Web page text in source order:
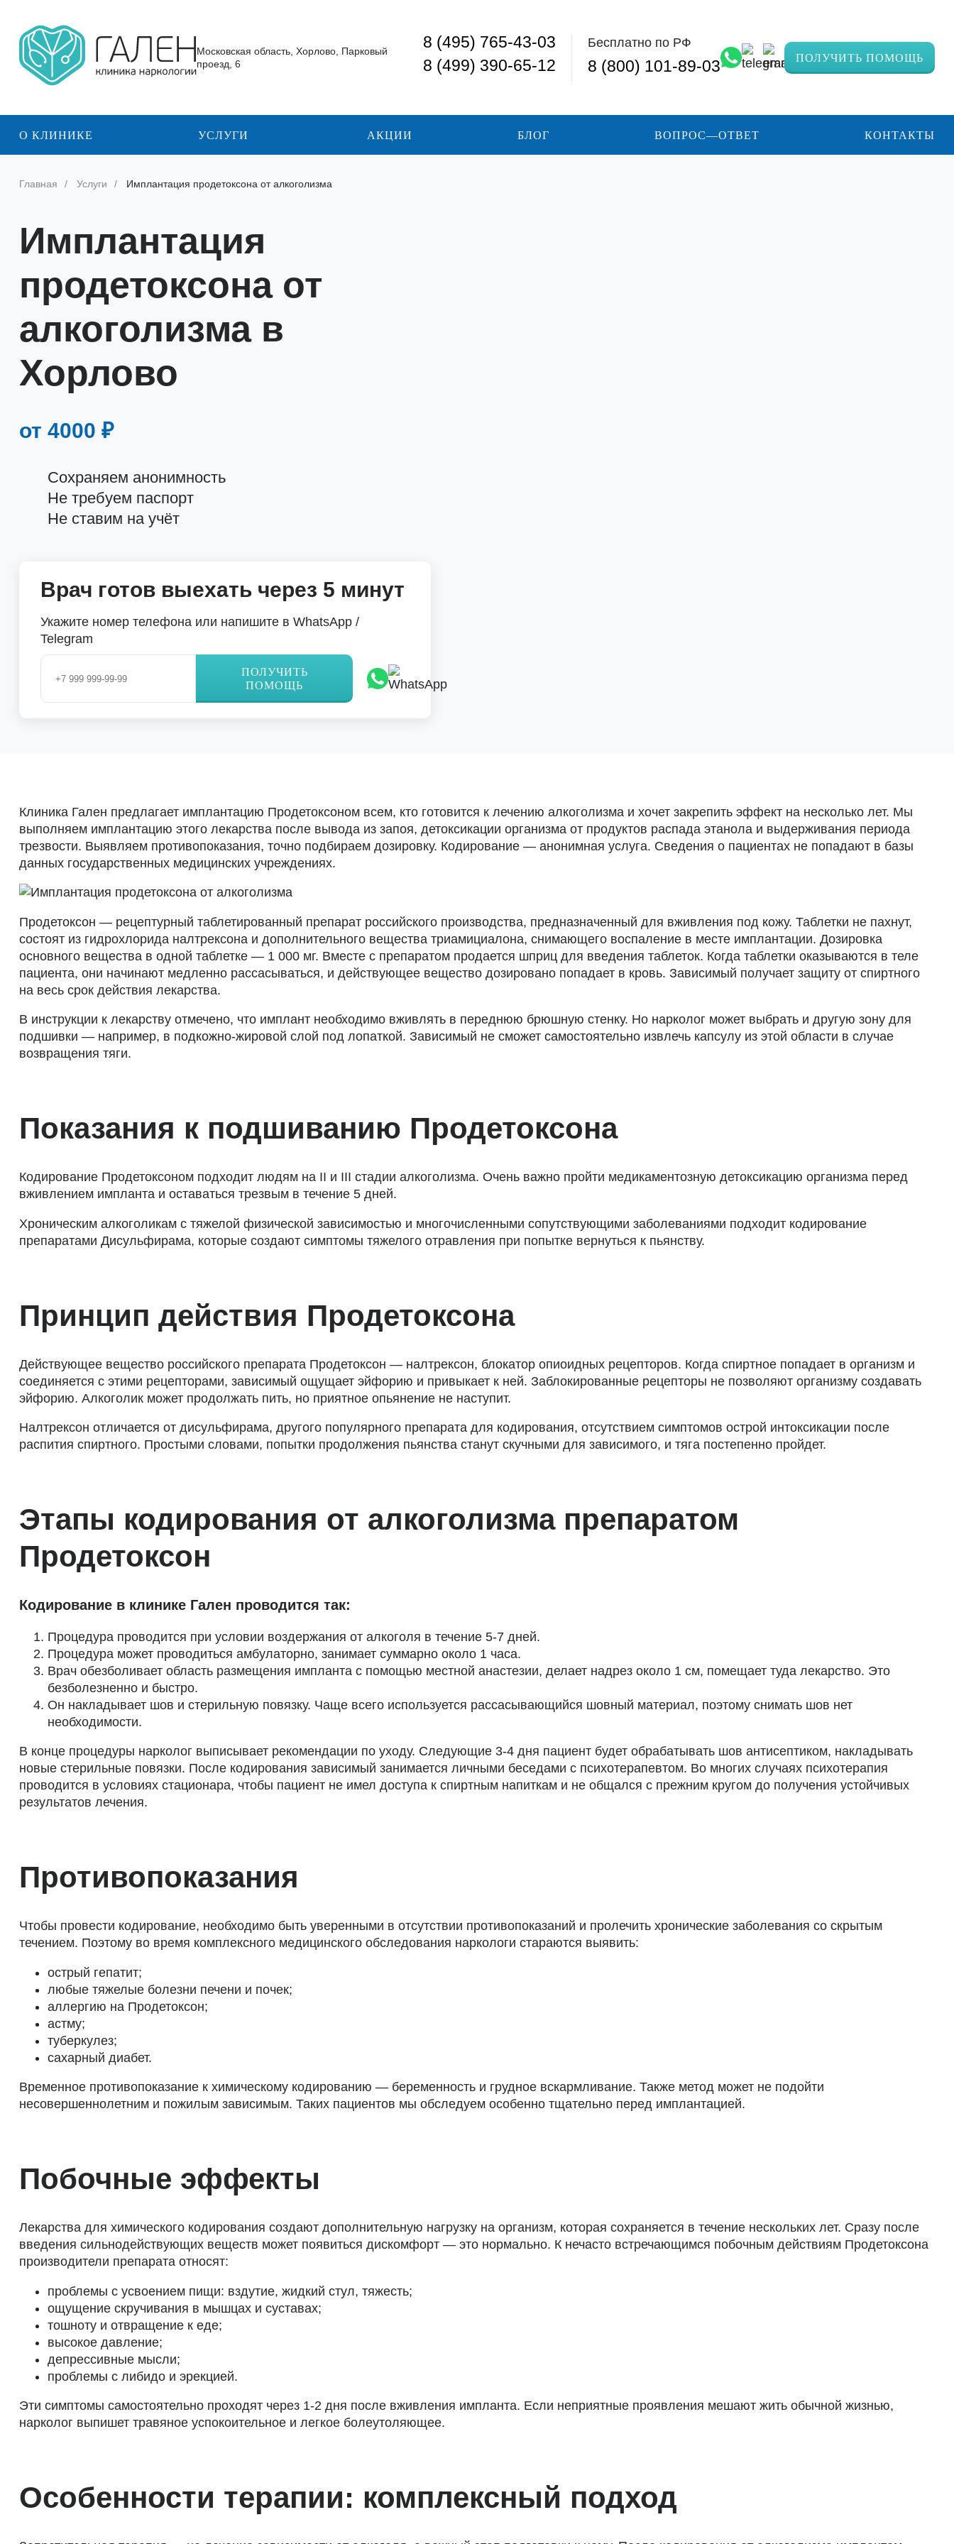
Московская область, Хорлово, Парковый
проезд, 6
8 (495) 765-43-03
8 (499) 390-65-12
Бесплатно по РФ
8 (800) 101-89-03 ПОЛУЧИТЬ ПОМОЩЬ
О КЛИНИКЕ УСЛУГИ АКЦИИ БЛОГ ВОПРОС—ОТВЕТ КОНТАКТЫ
Главная Услуги Имплантация продетоксона от алкоголизма
Имплантация
продетоксона от
алкоголизма в
Хорлово
от 4000 ₽
Сохраняем анонимность
Не требуем паспорт
Не ставим на учёт
Врач готов выехать через 5 минут
Укажите номер телефона или напишите в WhatsApp /
Telegram
ПОЛУЧИТЬ
ПОМОЩЬ
Клиника Гален предлагает имплантацию Продетоксоном всем, кто готовится к лечению алкоголизма и хочет закрепить эффект на несколько лет. Мы
выполняем имплантацию этого лекарства после вывода из запоя, детоксикации организма от продуктов распада этанола и выдерживания периода
трезвости. Выявляем противопоказания, точно подбираем дозировку. Кодирование — анонимная услуга. Сведения о пациентах не попадают в базы
данных государственных медицинских учреждениях.
Продетоксон — рецептурный таблетированный препарат российского производства, предназначенный для вживления под кожу. Таблетки не пахнут,
состоят из гидрохлорида налтрексона и дополнительного вещества триамициалона, снимающего воспаление в месте имплантации. Дозировка
основного вещества в одной таблетке — 1 000 мг. Вместе с препаратом продается шприц для введения таблеток. Когда таблетки оказываются в теле
пациента, они начинают медленно рассасываться, и действующее вещество дозировано попадает в кровь. Зависимый получает защиту от спиртного
на весь срок действия лекарства.
В инструкции к лекарству отмечено, что имплант необходимо вживлять в переднюю брюшную стенку. Но нарколог может выбрать и другую зону для
подшивки — например, в подкожно-жировой слой под лопаткой. Зависимый не сможет самостоятельно извлечь капсулу из этой области в случае
возвращения тяги.
Показания к подшиванию Продетоксона
Кодирование Продетоксоном подходит людям на II и III стадии алкоголизма. Очень важно пройти медикаментозную детоксикацию организма перед
вживлением импланта и оставаться трезвым в течение 5 дней.
Хроническим алкоголикам с тяжелой физической зависимостью и многочисленными сопутствующими заболеваниями подходит кодирование
препаратами Дисульфирама, которые создают симптомы тяжелого отравления при попытке вернуться к пьянству.
Принцип действия Продетоксона
Действующее вещество российского препарата Продетоксон — налтрексон, блокатор опиоидных рецепторов. Когда спиртное попадает в организм и
соединяется с этими рецепторами, зависимый ощущает эйфорию и привыкает к ней. Заблокированные рецепторы не позволяют организму создавать
эйфорию. Алкоголик может продолжать пить, но приятное опьянение не наступит.
Налтрексон отличается от дисульфирама, другого популярного препарата для кодирования, отсутствием симптомов острой интоксикации после
распития спиртного. Простыми словами, попытки продолжения пьянства станут скучными для зависимого, и тяга постепенно пройдет.
Этапы кодирования от алкоголизма препаратом
Продетоксон
Кодирование в клинике Гален проводится так:
Процедура проводится при условии воздержания от алкоголя в течение 5-7 дней.
Процедура может проводиться амбулаторно, занимает суммарно около 1 часа.
Врач обезболивает область размещения импланта с помощью местной анастезии, делает надрез около 1 см, помещает туда лекарство. Это
безболезненно и быстро.
Он накладывает шов и стерильную повязку. Чаще всего используется рассасывающийся шовный материал, поэтому снимать шов нет
необходимости.
В конце процедуры нарколог выписывает рекомендации по уходу. Следующие 3-4 дня пациент будет обрабатывать шов антисептиком, накладывать
новые стерильные повязки. После кодирования зависимый занимается личными беседами с психотерапевтом. Во многих случаях психотерапия
проводится в условиях стационара, чтобы пациент не имел доступа к спиртным напиткам и не общался с прежним кругом до получения устойчивых
результатов лечения.
Противопоказания
Чтобы провести кодирование, необходимо быть уверенными в отсутствии противопоказаний и пролечить хронические заболевания со скрытым
течением. Поэтому во время комплексного медицинского обследования наркологи стараются выявить:
острый гепатит;
любые тяжелые болезни печени и почек;
аллергию на Продетоксон;
астму;
туберкулез;
сахарный диабет.
Временное противопоказание к химическому кодированию — беременность и грудное вскармливание. Также метод может не подойти
несовершеннолетним и пожилым зависимым. Таких пациентов мы обследуем особенно тщательно перед имплантацией.
Побочные эффекты
Лекарства для химического кодирования создают дополнительную нагрузку на организм, которая сохраняется в течение нескольких лет. Сразу после
введения сильнодействующих веществ может появиться дискомфорт — это нормально. К нечасто встречающимся побочным действиям Продетоксона
производители препарата относят:
проблемы с усвоением пищи: вздутие, жидкий стул, тяжесть;
ощущение скручивания в мышцах и суставах;
тошноту и отвращение к еде;
высокое давление;
депрессивные мысли;
проблемы с либидо и эрекцией.
Эти симптомы самостоятельно проходят через 1-2 дня после вживления импланта. Если неприятные проявления мешают жить обычной жизнью,
нарколог выпишет травяное успокоительное и легкое болеутоляющее.
Особенности терапии: комплексный подход